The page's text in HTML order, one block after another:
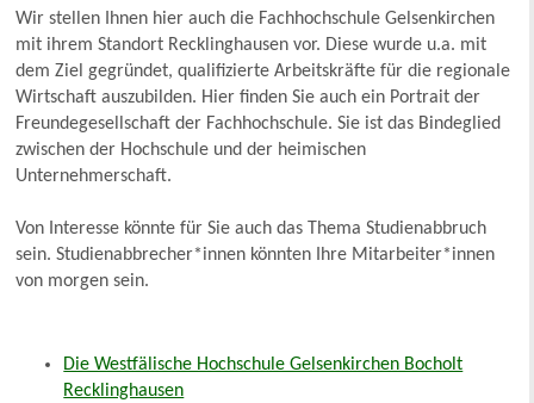
Wir stellen Ihnen hier auch die Fachhochschule Gelsenkirchen
mit ihrem Standort Recklinghausen vor. Diese wurde u.a. mit
dem Ziel gegründet, qualifizierte Arbeitskräfte für die regionale
Wirtschaft auszubilden. Hier finden Sie auch ein Portrait der
Freundegesellschaft der Fachhochschule. Sie ist das Bindeglied
zwischen der Hochschule und der heimischen
Unternehmerschaft.
Von Interesse könnte für Sie auch das Thema Studienabbruch
sein. Studienabbrecher*innen könnten Ihre Mitarbeiter*innen
von morgen sein.
Die Westfälische Hochschule Gelsenkirchen Bocholt
Recklinghausen